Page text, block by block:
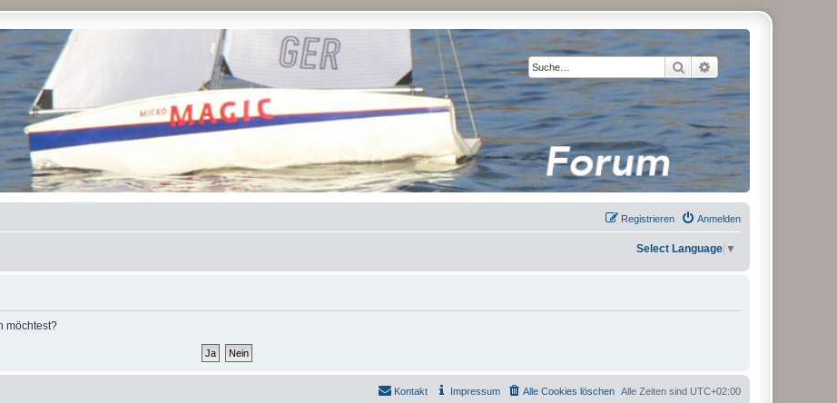
Suche Erweiterte Suche
Anmelden
Registrieren
Select Language ▼
möchtest?
Alle Zeiten sind UTC+02:00
Alle Cookies löschen
Impressum
Kontakt